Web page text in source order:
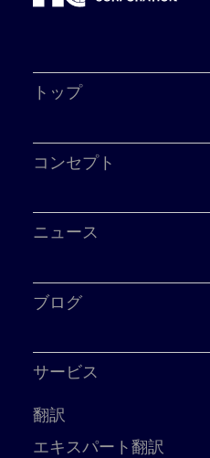
トップ
コンセプト
ニュース
ブログ
サービス
翻訳
エキスパート翻訳